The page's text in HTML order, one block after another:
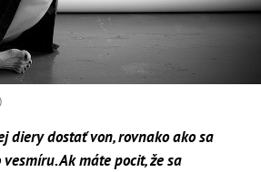
diery dostať von, rovnako ako sa
Ak máte pocit, že sa